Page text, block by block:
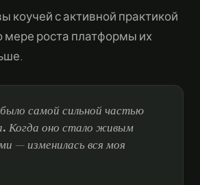
коучей с активной практикой
мере роста платформы их
самой сильной частью
Когда оно стало живым
— изменилась вся моя